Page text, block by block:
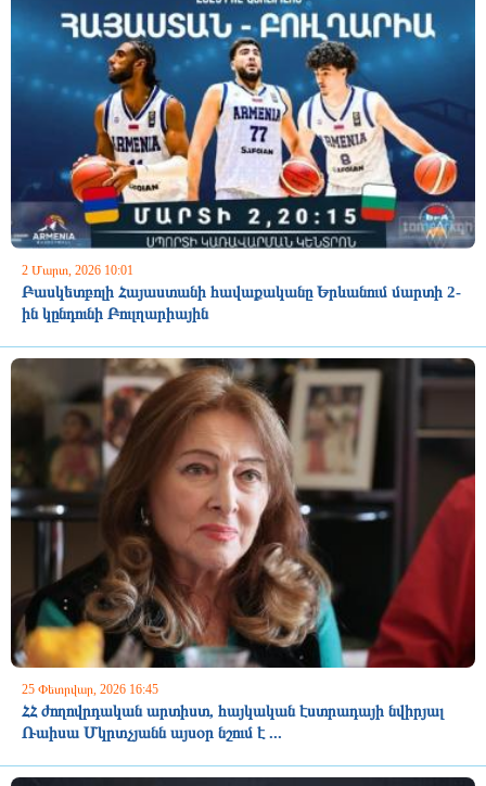
2 Մարտ, 2026 10:01
Բասկետբոլի Հայաստանի հավաքականը Երևանում մարտի 2-
ին կընդունի Բուլղարիային
25 Փետրվար, 2026 16:45
ՀՀ ժողովրդական արտիստ, հայկական էստրադայի նվիրյալ
Ռաիսա Մկրտչյանն այսօր նշում է ...